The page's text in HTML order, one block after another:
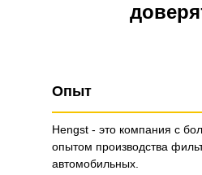
Опыт
Hengst - это компания с
опытом производства
автомобильных.